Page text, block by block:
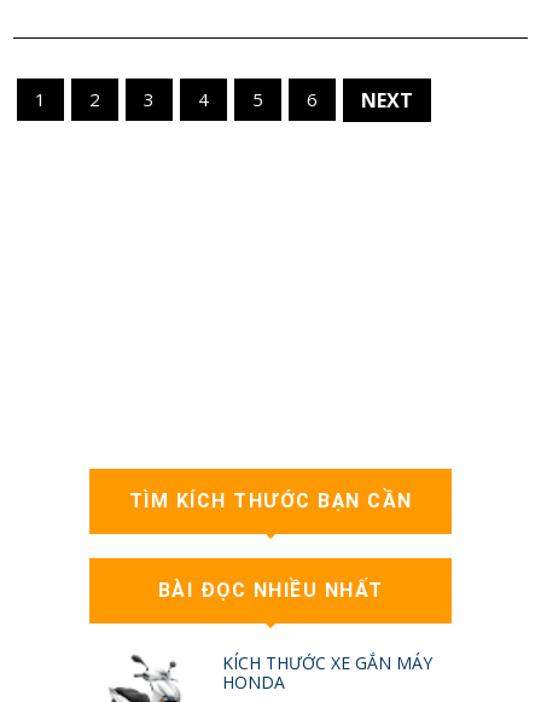
1 2 3 4 5 6 NEXT
TÌM KÍCH THƯỚC BẠN CẦN
BÀI ĐỌC NHIỀU NHẤT
KÍCH THƯỚC XE GẮN MÁY
HONDA